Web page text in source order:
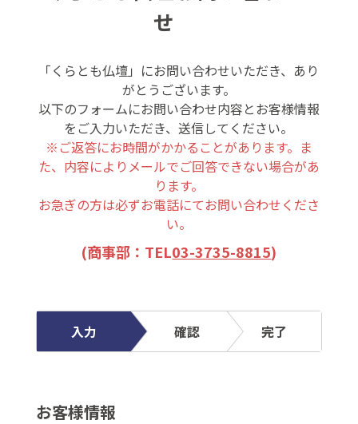
せ
「くらとも仏壇」にお問い合わせいただき、あり
がとうございます。
以下のフォームにお問い合わせ内容とお客様情報
をご入力いただき、送信してください。
※ご返答にお時間がかかることがあります。ま
た、内容によりメールでご回答できない場合があ
ります。
お急ぎの方は必ずお電話にてお問い合わせくださ
い。
(商事部：TEL03-3735-8815)
入力 確認 完了
お客様情報